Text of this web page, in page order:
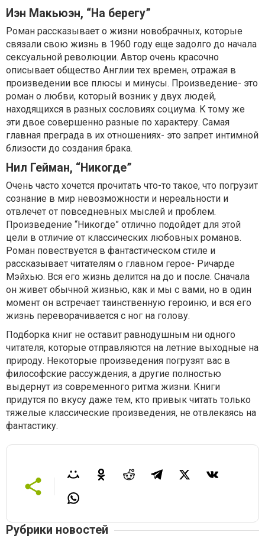
Иэн Макьюэн, “На берегу”
Роман рассказывает о жизни новобрачных, которые
связали свою жизнь в 1960 году еще задолго до начала
сексуальной революции. Автор очень красочно
описывает общество Англии тех времен, отражая в
произведении все плюсы и минусы. Произведение- это
роман о любви, который возник у двух людей,
находящихся в разных сословиях социума. К тому же
эти двое совершенно разные по характеру. Самая
главная преграда в их отношениях- это запрет интимной
близости до создания брака.
Нил Гейман, “Никогде”
Очень часто хочется прочитать что-то такое, что погрузит
сознание в мир невозможности и нереальности и
отвлечет от повседневных мыслей и проблем.
Произведение “Никогде” отлично подойдет для этой
цели в отличие от классических любовных романов.
Роман повествуется в фантастическом стиле и
рассказывает читателям о главном герое- Ричарде
Мэйхью. Вся его жизнь делится на до и после. Сначала
он живет обычной жизнью, как и мы с вами, но в один
момент он встречает таинственную героиню, и вся его
жизнь переворачивается с ног на голову.
Подборка книг не оставит равнодушным ни одного
читателя, которые отправляются на летние выходные на
природу. Некоторые произведения погрузят вас в
философские рассуждения, а другие полностью
выдернут из современного ритма жизни. Книги
придутся по вкусу даже тем, кто привык читать только
тяжелые классические произведения, не отвлекаясь на
фантастику.
Рубрики новостей